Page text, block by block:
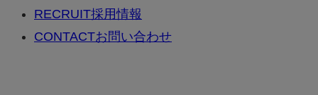
RECRUIT採用情報
CONTACTお問い合わせ